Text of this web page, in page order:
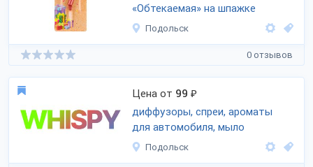
«Обтекаемая» на шпажке
Подольск
0 отзывов
Цена от 99 ₽
диффузоры, спреи, ароматы
для автомобиля, мыло
Подольск